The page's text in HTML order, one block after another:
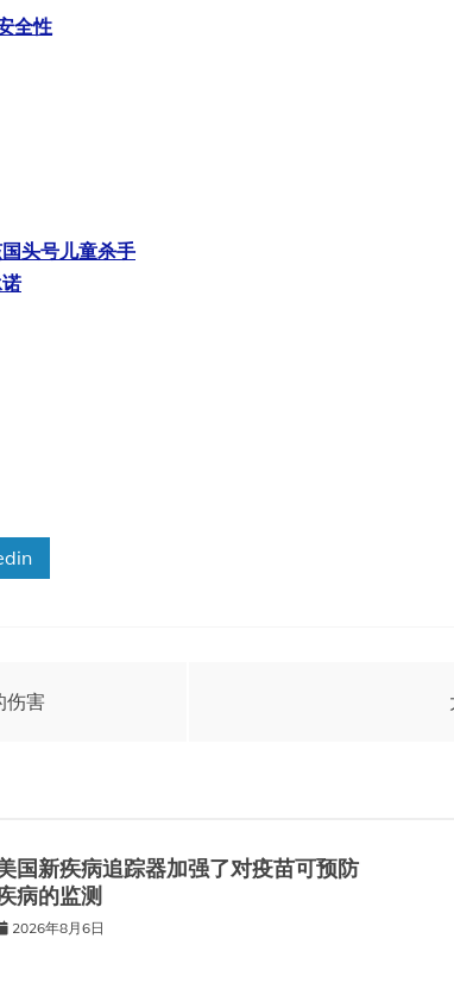
全性
头号儿童杀手
伤害
国新疾病追踪器加强了对疫苗可预防
病的监测
2026年8月6日